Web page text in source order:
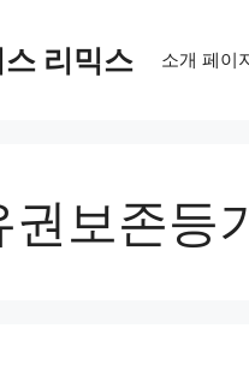
리믹스 소개 페이
권보존등